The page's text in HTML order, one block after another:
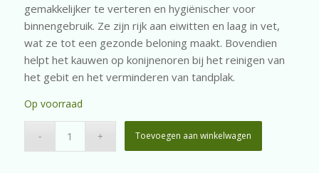
gemakkelijker te verteren en hygiënischer voor
binnengebruik. Ze zijn rijk aan eiwitten en laag in vet,
wat ze tot een gezonde beloning maakt. Bovendien
helpt het kauwen op konijnenoren bij het reinigen van
het gebit en het verminderen van tandplak.
Op voorraad
Toevoegen aan winkelwagen